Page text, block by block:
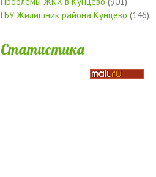
ГБУ Жилищник района Кунцево (146)
Статистика